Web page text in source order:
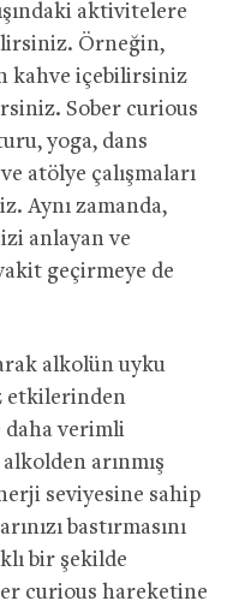
aktivitelere
Örneğin,
kahve içebilirsiniz
Sober curious
yoga, dans
atölye çalışmaları
Aynı zamanda,
anlayan ve
geçirmeye de
alkolün uyku
etkilerinden
verimli
arınmış
seviyesine sahip
bastırmasını
bir şekilde
curious hareketine